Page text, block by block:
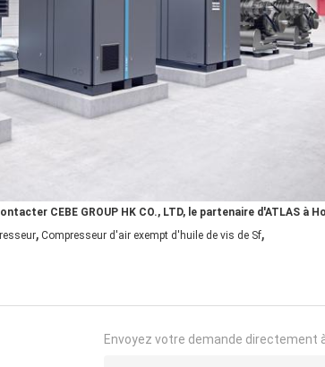
CEBE GROUP HK CO., LTD, le partenaire d'ATLAS à
, Compresseur d'air exempt d'huile de vis de Sf,
Envoyez votre demande directement